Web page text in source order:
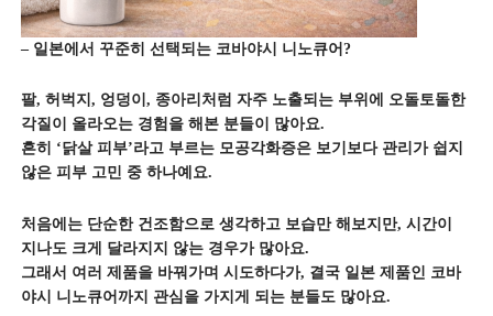
– 일본에서 꾸준히 선택되는 코바야시 니노큐어?
팔, 허벅지, 엉덩이, 종아리처럼 자주 노출되는 부위에 오돌토돌한
각질이 올라오는 경험을 해본 분들이 많아요.
흔히 ‘닭살 피부’라고 부르는 모공각화증은 보기보다 관리가 쉽지
않은 피부 고민 중 하나예요.
처음에는 단순한 건조함으로 생각하고 보습만 해보지만, 시간이
지나도 크게 달라지지 않는 경우가 많아요.
그래서 여러 제품을 바꿔가며 시도하다가, 결국 일본 제품인 코바
야시 니노큐어까지 관심을 가지게 되는 분들도 많아요.